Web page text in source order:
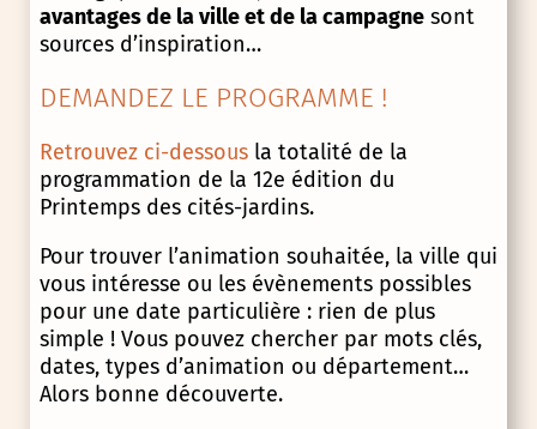
avantages de la ville et de la campagnesont
sources d’inspiration…
DEMANDEZ LE PROGRAMME !
Retrouvez ci-dessousla totalité de la
programmation de la 12e édition du
Printemps des cités-jardins.
Pour trouver l’animation souhaitée, la ville qui
vous intéresse ou les évènements possibles
pour une date particulière : rien de plus
simple ! Vous pouvez chercher par mots clés,
dates, types d’animation ou département…
Alors bonne découverte.